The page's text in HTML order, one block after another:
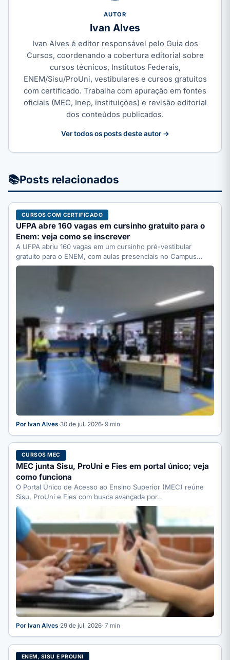
AUTOR
Ivan Alves
Ivan Alves é editor responsável pelo Guia dos
Cursos, coordenando a cobertura editorial sobre
cursos técnicos, Institutos Federais,
ENEM/Sisu/ProUni, vestibulares e cursos gratuitos
com certificado. Trabalha com apuração em fontes
oficiais (MEC, Inep, instituições) e revisão editorial
dos conteúdos publicados.
Ver todos os posts deste autor →
📚Posts relacionados
CURSOS COM CERTIFICADO
UFPA abre 160 vagas em cursinho gratuito para o
Enem: veja como se inscrever
A UFPA abriu 160 vagas em um cursinho pré-vestibular
gratuito para o ENEM, com aulas presenciais no Campus…
Por Ivan Alves·30 de jul, 2026· 9 min
CURSOS MEC
MEC junta Sisu, ProUni e Fies em portal único; veja
como funciona
O Portal Único de Acesso ao Ensino Superior (MEC) reúne
Sisu, ProUni e Fies com busca avançada por…
Por Ivan Alves·29 de jul, 2026· 7 min
ENEM, SISU E PROUNI